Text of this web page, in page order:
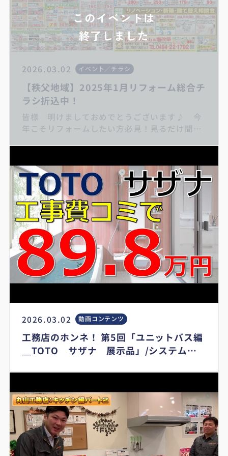
2026.03.02 イベント／チラシ
【秩父地域】2025年1月リフォーム総合チ
ラシ折込中！
皆様 明けましておめでとうございます♪ 今
年こそリフォームしたい方必見！見るだけ聞く
ム/トイレリフォーム/洗面化粧台リフォーム/給
湯器交換/屋根・外壁リフォーム/住宅省エネ
2024キャンペーン/子育てエコホーム支援事業/
先進的窓リノベ2024事業
このイベントは
終了しました
2026.03.02 動画コンテンツ
工務店のホンネ！ 第5回「ユニットバス編
＿TOTO サザナ 展示品」/システムバ